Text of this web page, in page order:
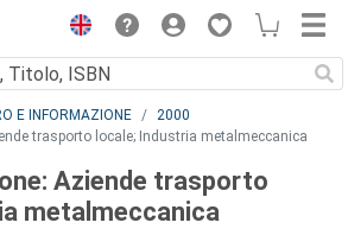
E INFORMAZIONE
2000
trasporto locale; Industria metalmeccanica
Aziende trasporto
metalmeccanica